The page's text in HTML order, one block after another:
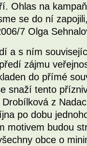
Ohlas na
se do ní
7 Olga
a s ním
zájmu
do přímé
snaží tento
Drobílková z
po dobu
motivem budou
obce o